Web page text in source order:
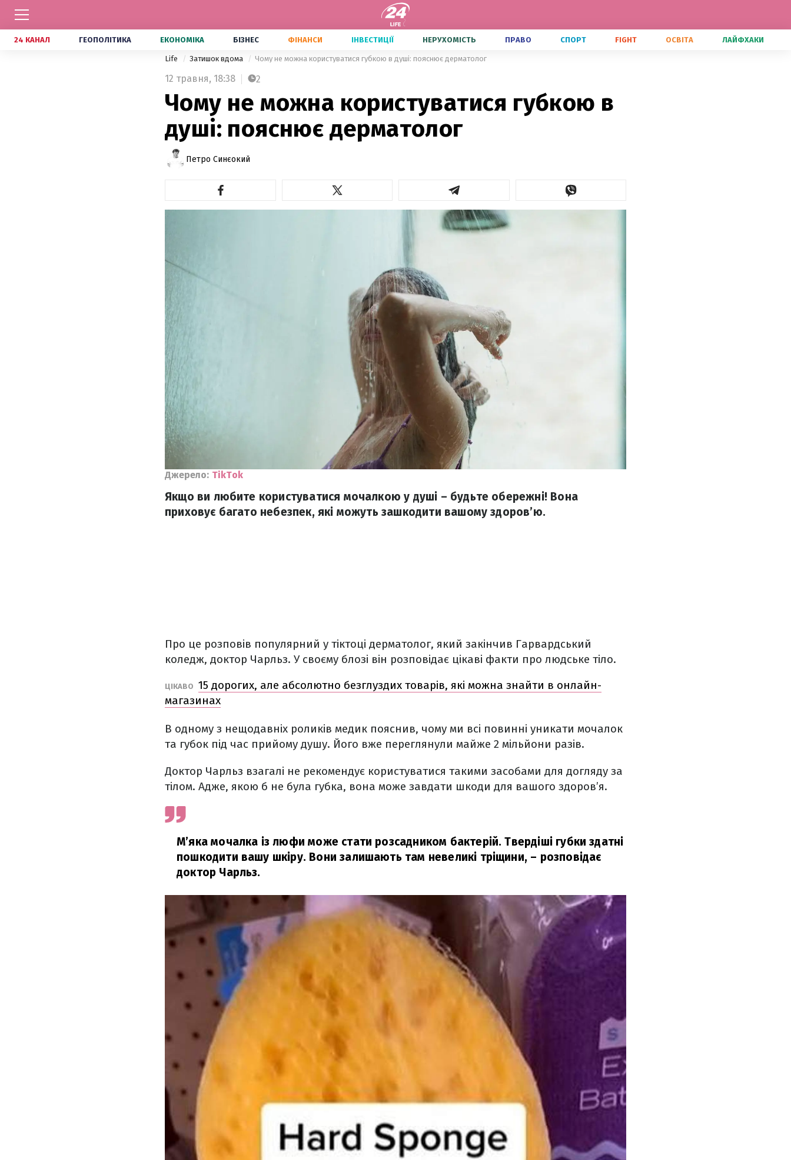
24 КАНАЛ ГЕОПОЛІТИКА ЕКОНОМІКА БІЗНЕС ФІНАНСИ ІНВЕСТИЦІЇ НЕРУХОМІСТЬ ПРАВО СПОРТ FIGHT ОСВІТА ЛАЙФХАКИ
Life Затишок вдома Чому не можна користуватися губкою в душі: пояснює дерматолог
12 травня, 18:38 2
Чому не можна користуватися губкою в
душі: пояснює дерматолог
Петро Синєокий
Джерело: TikTok
Якщо ви любите користуватися мочалкою у душі – будьте обережні! Вона
приховує багато небезпек, які можуть зашкодити вашому здоров’ю.
Про це розповів популярний у тіктоці дерматолог, який закінчив Гарвардський
коледж, доктор Чарльз. У своєму блозі він розповідає цікаві факти про людське тіло.
ЦІКАВО 15 дорогих, але абсолютно безглуздих товарів, які можна знайти в онлайн-
магазинах
В одному з нещодавніх роликів медик пояснив, чому ми всі повинні уникати мочалок
та губок під час прийому душу. Його вже переглянули майже 2 мільйони разів.
Доктор Чарльз взагалі не рекомендує користуватися такими засобами для догляду за
тілом. Адже, якою б не була губка, вона може завдати шкоди для вашого здоров’я.
М’яка мочалка із люфи може стати розсадником бактерій. Твердіші губки здатні
пошкодити вашу шкіру. Вони залишають там невеликі тріщини, – розповідає
доктор Чарльз.